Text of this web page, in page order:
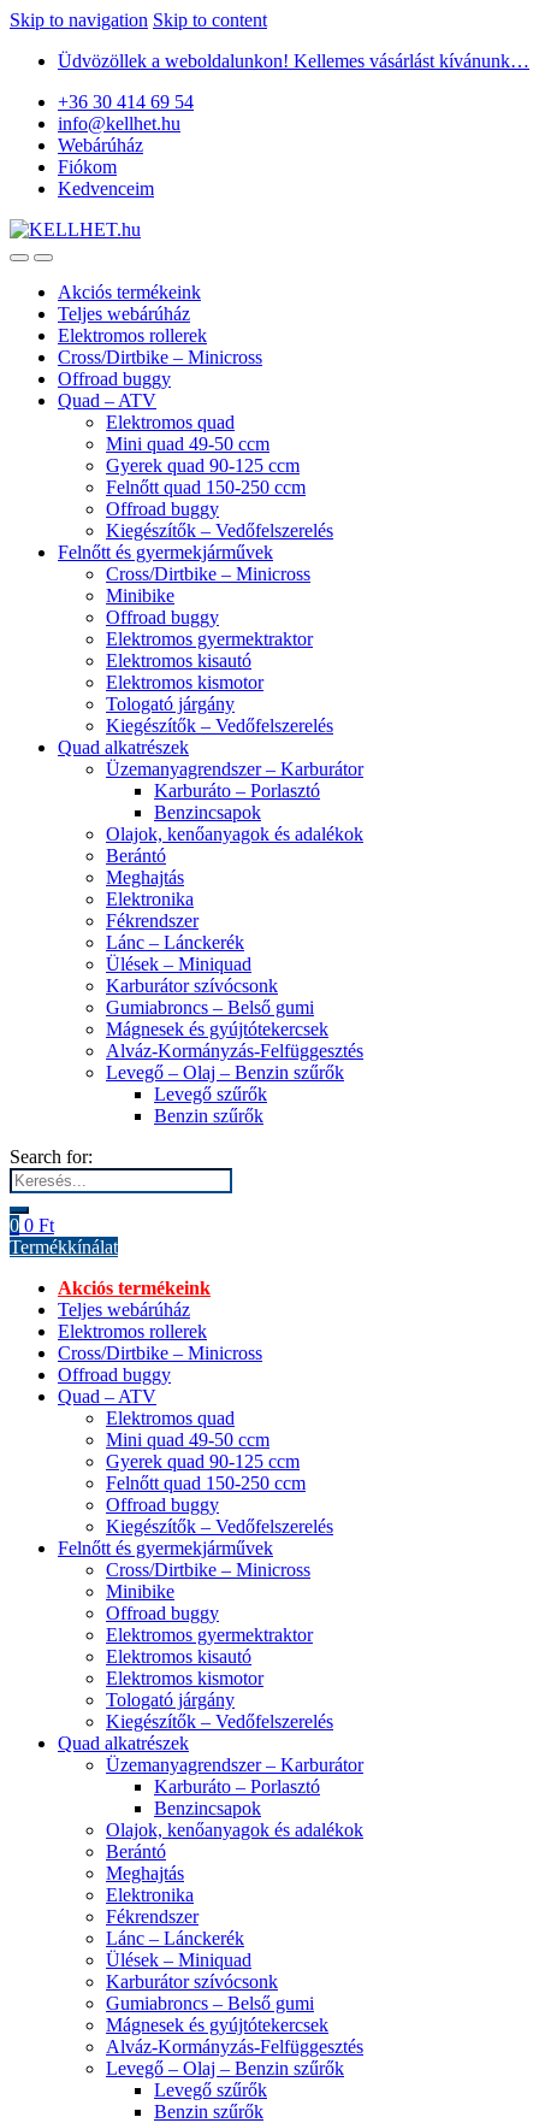
Skip to navigation Skip to content
Üdvözöllek a weboldalunkon! Kellemes vásárlást kívánunk…
+36 30 414 69 54
info@kellhet.hu
Webárúház
Fiókom
Kedvenceim
Akciós termékeink
Teljes webárúház
Elektromos rollerek
Cross/Dirtbike – Minicross
Offroad buggy
Quad – ATV
Elektromos quad
Mini quad 49-50 ccm
Gyerek quad 90-125 ccm
Felnőtt quad 150-250 ccm
Offroad buggy
Kiegészítők – Vedőfelszerelés
Felnőtt és gyermekjárművek
Cross/Dirtbike – Minicross
Minibike
Offroad buggy
Elektromos gyermektraktor
Elektromos kisautó
Elektromos kismotor
Tologató járgány
Kiegészítők – Vedőfelszerelés
Quad alkatrészek
Üzemanyagrendszer – Karburátor
Karburáto – Porlasztó
Benzincsapok
Olajok, kenőanyagok és adalékok
Berántó
Meghajtás
Elektronika
Fékrendszer
Lánc – Lánckerék
Ülések – Miniquad
Karburátor szívócsonk
Gumiabroncs – Belső gumi
Mágnesek és gyújtótekercsek
Alváz-Kormányzás-Felfüggesztés
Levegő – Olaj – Benzin szűrők
Levegő szűrők
Benzin szűrők
Search for:
0 0 Ft
Termékkínálat
Akciós termékeink
Teljes webárúház
Elektromos rollerek
Cross/Dirtbike – Minicross
Offroad buggy
Quad – ATV
Elektromos quad
Mini quad 49-50 ccm
Gyerek quad 90-125 ccm
Felnőtt quad 150-250 ccm
Offroad buggy
Kiegészítők – Vedőfelszerelés
Felnőtt és gyermekjárművek
Cross/Dirtbike – Minicross
Minibike
Offroad buggy
Elektromos gyermektraktor
Elektromos kisautó
Elektromos kismotor
Tologató járgány
Kiegészítők – Vedőfelszerelés
Quad alkatrészek
Üzemanyagrendszer – Karburátor
Karburáto – Porlasztó
Benzincsapok
Olajok, kenőanyagok és adalékok
Berántó
Meghajtás
Elektronika
Fékrendszer
Lánc – Lánckerék
Ülések – Miniquad
Karburátor szívócsonk
Gumiabroncs – Belső gumi
Mágnesek és gyújtótekercsek
Alváz-Kormányzás-Felfüggesztés
Levegő – Olaj – Benzin szűrők
Levegő szűrők
Benzin szűrők